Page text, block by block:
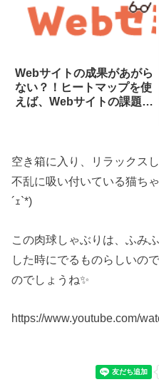
Webサイトの成果があがら
ない？！ヒートマップを使
えば、Webサイトの課題が
空き箱に入り、リラックス
不乱に吸い付いている猫ち
´ｪ`*)
この肉球しゃぶりは、ふみ
した時にでるものらしいの
のでしょうね✨
https://www.youtube.com/